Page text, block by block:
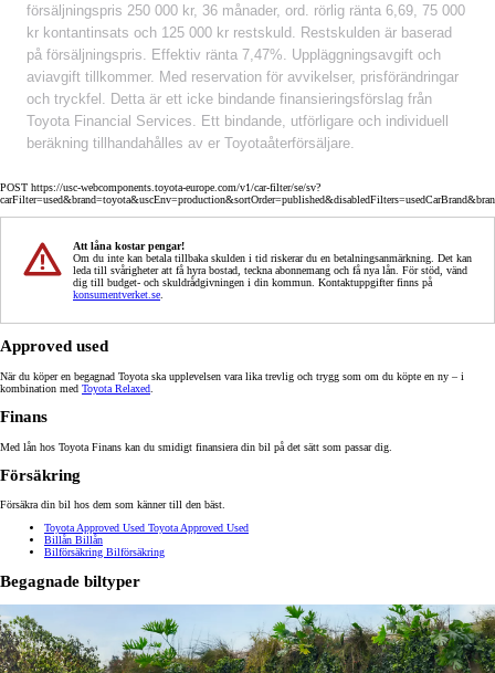
försäljningspris 250 000 kr, 36 månader, ord. rörlig ränta 6,69, 75 000
kr kontantinsats och 125 000 kr restskuld. Restskulden är baserad
på försäljningspris. Effektiv ränta 7,47%. Uppläggningsavgift och
aviavgift tillkommer. Med reservation för avvikelser, prisförändringar
och tryckfel. Detta är ett icke bindande finansieringsförslag från
Toyota Financial Services. Ett bindande, utförligare och individuell
beräkning tillhandahålles av er Toyotaåterförsäljare.
POST https://usc-webcomponents.toyota-europe.com/v1/car-filter/se/sv?
Att låna kostar pengar!
Om du inte kan betala tillbaka skulden i tid riskerar du en betalningsanmärkning. Det kan
leda till svårigheter att få hyra bostad, teckna abonnemang och få nya lån. För stöd, vänd
dig till budget- och skuldrådgivningen i din kommun. Kontaktuppgifter finns på
konsumentverket.se
Approved used
När du köper en begagnad Toyota ska upplevelsen vara lika trevlig och trygg som om du köpte en ny – i
kombination med Toyota Relaxed
Finans
Med lån hos Toyota Finans kan du smidigt finansiera din bil på det sätt som passar dig.
Försäkring
Försäkra din bil hos dem som känner till den bäst.
Toyota Approved Used Toyota Approved Used
Billån Billån
Bilförsäkring Bilförsäkring
Begagnade biltyper